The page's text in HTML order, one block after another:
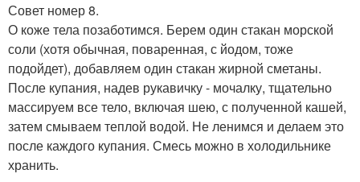
Совет номер 8.
О коже тела позаботимся. Берем один стакан морской
соли (хотя обычная, поваренная, с йодом, тоже
подойдет), добавляем один стакан жирной сметаны.
После купания, надев рукавичку - мочалку, тщательно
массируем все тело, включая шею, с полученной кашей,
затем смываем теплой водой. Не ленимся и делаем это
после каждого купания. Смесь можно в холодильнике
хранить.